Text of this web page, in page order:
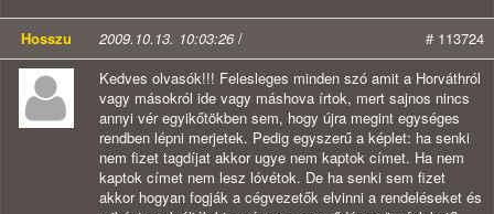
Hosszu 2009.10.13. 10:03:26/
# 113724
Kedves olvasók!!! Felesleges minden szó amit a Horváthról
vagy másokról ide vagy máshova írtok, mert sajnos nincs
annyi vér egyikőtökben sem, hogy újra megint egységes
rendben lépni merjetek. Pedig egyszerű a képlet: ha senki
nem fizet tagdíjat akkor ugye nem kaptok címet. Ha nem
kaptok címet nem lesz lóvétok. De ha senki sem fizet
akkor hogyan fogják a cégvezetők elvinni a rendeléseket és